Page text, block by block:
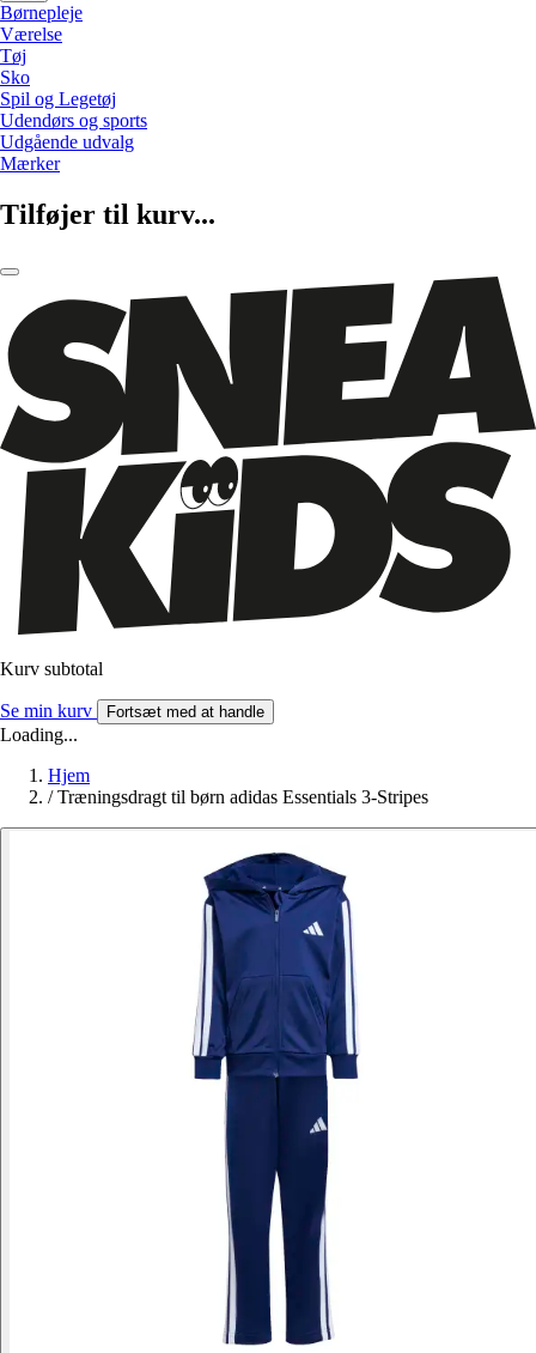
Børnepleje
Værelse
Tøj
Sko
Spil og Legetøj
Udendørs og sports
Udgående udvalg
Mærker
Tilføjer til kurv...
Kurv subtotal
Se min kurv Fortsæt med at handle
Loading...
Hjem
/ Træningsdragt til børn adidas Essentials 3-Stripes